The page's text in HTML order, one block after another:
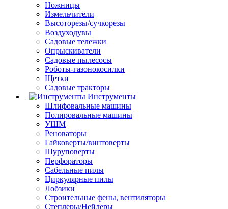
Ножницы
Измельчители
Высоторезы/сучкорезы
Воздуходувы
Садовые тележки
Опрыскиватели
Садовые пылесосы
Роботы-газонокосилки
Щетки
Садовые тракторы
Инструменты
Шлифовальные машины
Полировальные машины
УШМ
Реноваторы
Гайковерты/винтоверты
Шуруповерты
Перфораторы
Сабельные пилы
Циркулярные пилы
Лобзики
Строительные фены, вентиляторы
Степлеры/Нейлеры